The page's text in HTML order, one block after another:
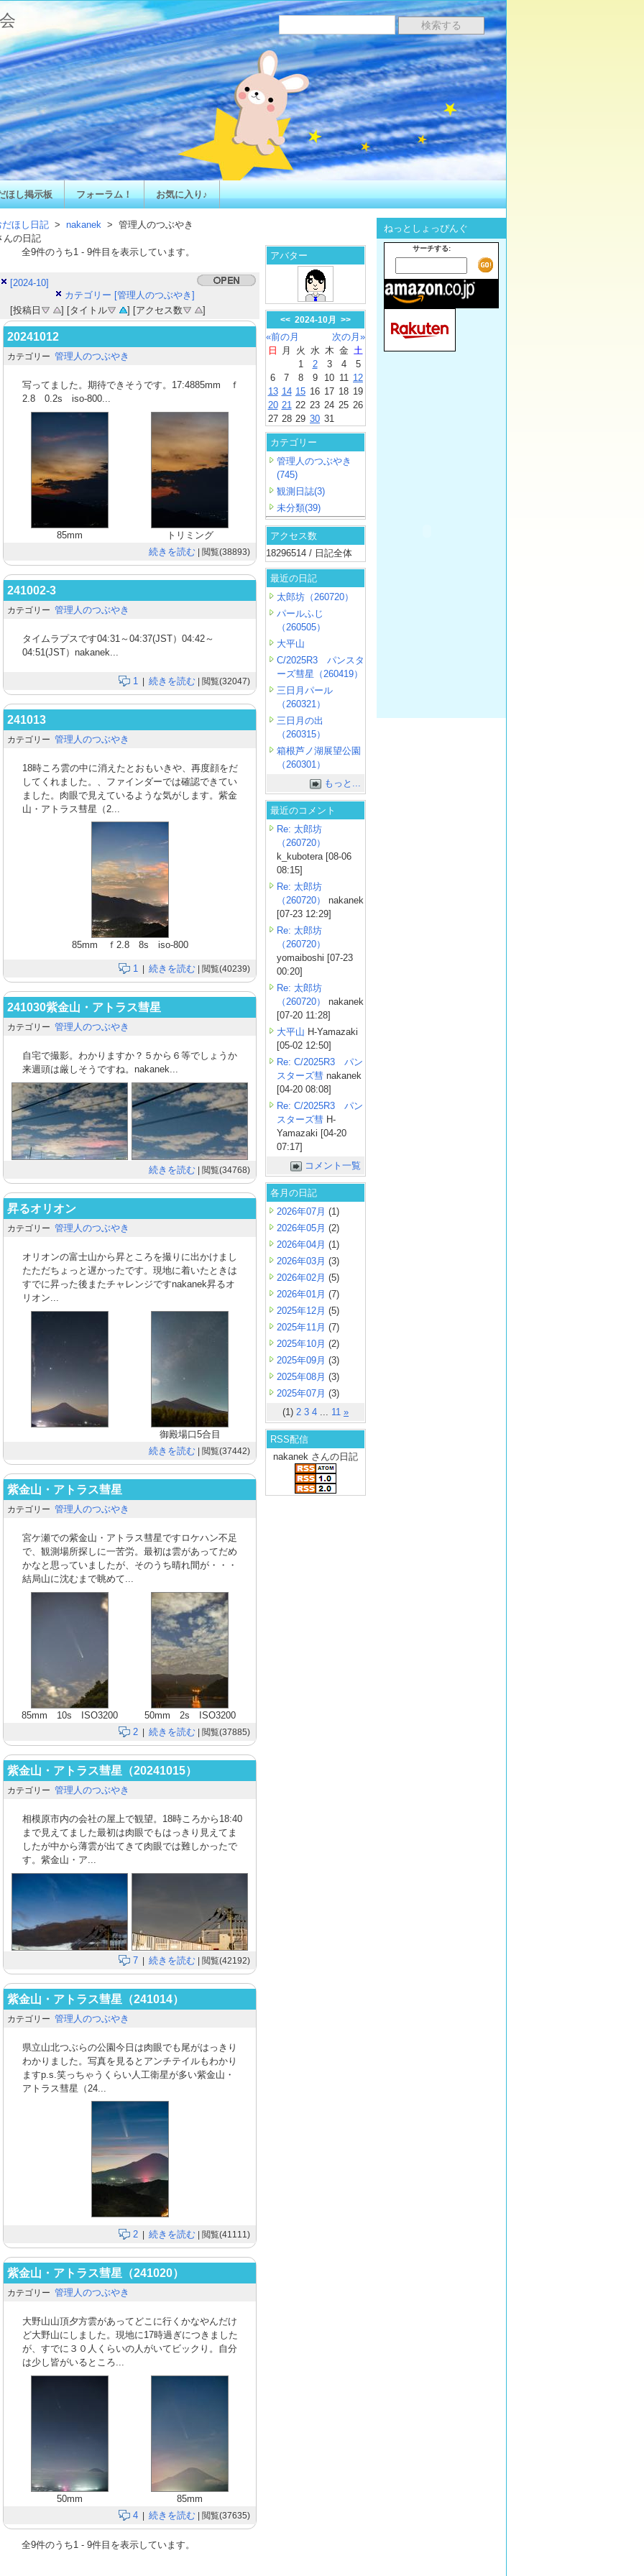
ほし掲示板 フォーラム！ お気に入り♪
だほし日記 > nakanek > 管理人のつぶやき
んの日記
全9件のうち1- 9件目を表示しています。
[2024-10]
カテゴリー [管理人のつぶやき]
[投稿日
] [タイトル ] [アクセス数 ]
20241012
カテゴリー 管理人のつぶやき
写ってました。期待できそうです。17:4885mm ｆ
2.8 0.2s iso-800...
85mm
トリミング
続きを読む | 閲覧(38893)
241002-3
カテゴリー 管理人のつぶやき
タイムラプスです04:31～04:37(JST）04:42～
04:51(JST）nakanek...
1 | 続きを読む | 閲覧(32047)
241013
カテゴリー 管理人のつぶやき
18時ころ雲の中に消えたとおもいきや、再度顔をだ
してくれました。、ファインダーでは確認できてい
ました。肉眼で見えているような気がします。紫金
山・アトラス彗星（2...
85mm ｆ2.8 8s iso-800
1 | 続きを読む | 閲覧(40239)
241030紫金山・アトラス彗星
カテゴリー 管理人のつぶやき
自宅で撮影。わかりますか？５から６等でしょうか
来週頭は厳しそうですね。nakanek...
続きを読む | 閲覧(34768)
昇るオリオン
カテゴリー 管理人のつぶやき
オリオンの富士山から昇ところを撮りに出かけまし
たただちょっと遅かったです。現地に着いたときは
すでに昇った後またチャレンジですnakanek昇るオ
リオン...
御殿場口5合目
続きを読む | 閲覧(37442)
紫金山・アトラス彗星
カテゴリー 管理人のつぶやき
宮ケ瀬での紫金山・アトラス彗星ですロケハン不足
で、観測場所探しに一苦労。最初は雲があってだめ
かなと思っていましたが、そのうち晴れ間が・・・
結局山に沈むまで眺めて...
85mm 10s ISO3200
50mm 2s ISO3200
2 | 続きを読む | 閲覧(37885)
紫金山・アトラス彗星（20241015）
カテゴリー 管理人のつぶやき
相模原市内の会社の屋上で観望。18時ころから18:40
まで見えてました最初は肉眼でもはっきり見えてま
したが中から薄雲が出てきて肉眼では難しかったで
す。紫金山・ア...
7 | 続きを読む | 閲覧(42192)
紫金山・アトラス彗星（241014）
カテゴリー 管理人のつぶやき
県立山北つぶらの公園今日は肉眼でも尾がはっきり
わかりました。写真を見るとアンチテイルもわかり
ますp.s.笑っちゃうくらい人工衛星が多い紫金山・
アトラス彗星（24...
2 | 続きを読む | 閲覧(41111)
紫金山・アトラス彗星（241020）
カテゴリー 管理人のつぶやき
大野山山頂夕方雲があってどこに行くかなやんだけ
ど大野山にしました。現地に17時過ぎにつきました
が、すでに３０人くらいの人がいてビックり。自分
は少し皆がいるところ...
50mm
85mm
4 | 続きを読む | 閲覧(37635)
全9件のうち1- 9件目を表示しています。
アバター
<< 2024-10月 >>
«前の月
次の月»
日
月 火 水 木 金 土
1
2 3 4
5
6
7 8 9 10 11 12
13 14 15 16 17 18 19
20 21 22 23 24 25 26
27 28 29 30 31
カテゴリー
管理人のつぶやき
(745)
観測日誌(3)
未分類(39)
アクセス数
18296514 / 日記全体
最近の日記
太郎坊（260720）
パールふじ
（260505）
大平山
C/2025R3 パンスタ
ーズ彗星（260419）
三日月パール
（260321）
三日月の出
（260315）
箱根芦ノ湖展望公園
（260301）
もっと...
最近のコメント
Re: 太郎坊
（260720）
k_kubotera [08-06
08:15]
Re: 太郎坊
（260720）
nakanek
[07-23 12:29]
Re: 太郎坊
（260720）
yomaiboshi [07-23
00:20]
Re: 太郎坊
（260720）
nakanek
[07-20 11:28]
大平山 H-Yamazaki
[05-02 12:50]
Re: C/2025R3 パン
スターズ彗 nakanek
[04-20 08:08]
Re: C/2025R3 パン
スターズ彗 H-
Yamazaki [04-20
07:17]
コメント一覧
各月の日記
2026年07月 (1)
2026年05月 (2)
2026年04月 (1)
2026年03月 (3)
2026年02月 (5)
2026年01月 (7)
2025年12月 (5)
2025年11月 (7)
2025年10月 (2)
2025年09月 (3)
2025年08月 (3)
2025年07月 (3)
(1) 2 3 4 ... 11 »
RSS配信
nakanek さんの日記
ねっとしょっぴんぐ
サーチする: